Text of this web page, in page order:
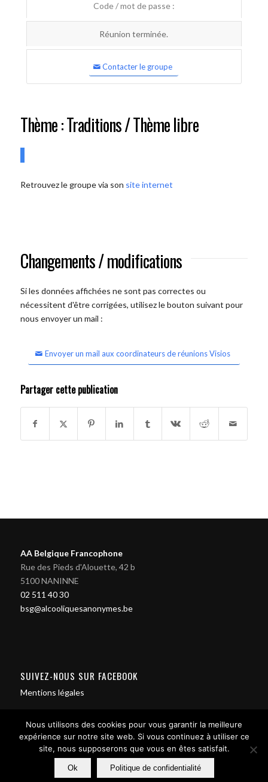
Code / mot de passe :
Réunion terminée.
Contacter le groupe
Thème : Traditions / Thème libre
Retrouvez le groupe via son site internet
Changements / modifications
Si les données affichées ne sont pas correctes ou
nécessitent d'être corrigées, utilisez le bouton suivant pour
nous envoyer un mail :
Envoyer un mail aux coordinateurs de réunions Visios
Partager cette publication
AA Belgique Francophone
Rue des Pieds d'Alouette, 42 b
5100 NANINNE
02 511 40 30
bsg@alcooliquesanonymes.be
SUIVEZ-NOUS SUR FACEBOOK
Mentions légales
Nous utilisons des cookies pour vous garantir la meilleure
expérience sur notre site web. Si vous continuez à utiliser ce
site, nous supposerons que vous en êtes satisfait.
Ok Politique de confidentialité
Contact us